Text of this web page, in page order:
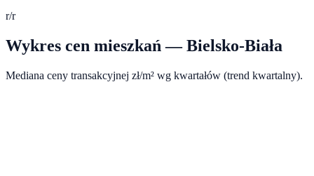
r/r
Wykres cen mieszkań —Bielsko-Biała
Mediana ceny transakcyjnej zł/m² wg kwartałów (trend kwartalny).